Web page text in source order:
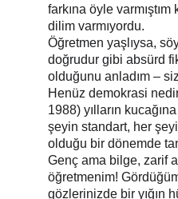
farkına öyle
dilim varmıyordu.
Öğretmen yaşlıysa,
doğrudur gibi absürd
olduğunu anladım –
Henüz demokrasi
1988) yılların
şeyin standart, her
olduğu bir dönemde
Genç ama bilge, zarif
öğretmenim!
gözlerinizde bir yığın